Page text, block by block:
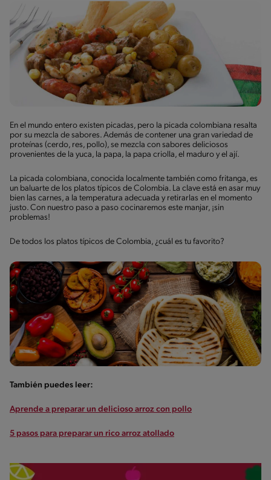
En el mundo entero existen picadas, pero la picada colombiana resalta
por su mezcla de sabores. Además de contener una gran variedad de
proteínas (cerdo, res, pollo), se mezcla con sabores deliciosos
provenientes de la yuca, la papa, la papa criolla, el maduro y el ají.
La picada colombiana, conocida localmente también como fritanga, es
un baluarte de los platos típicos de Colombia. La clave está en asar muy
bien las carnes, a la temperatura adecuada y retirarlas en el momento
justo. Con nuestro paso a paso cocinaremos este manjar, ¡sin
problemas!
De todos los platos típicos de Colombia, ¿cuál es tu favorito?
También puedes leer:
Aprende a preparar un delicioso arroz con pollo
5 pasos para preparar un rico arroz atollado